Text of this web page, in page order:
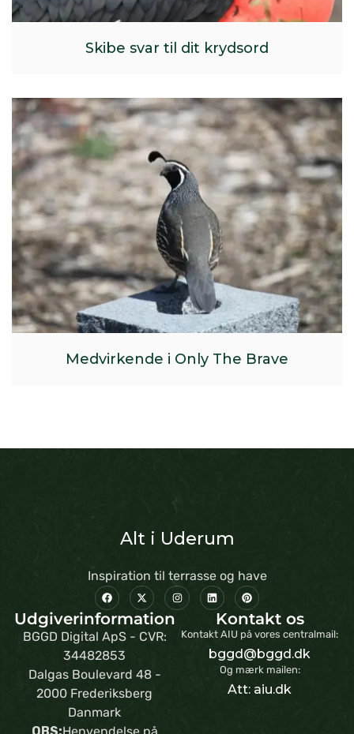
Skibe svar til dit krydsord
Medvirkende i Only The Brave
Alt i Uderum
Inspiration til terrasse og have
Udgiverinformation
BGGD Digital ApS - CVR:
34482853
Dalgas Boulevard 48 -
2000 Frederiksberg
Danmark
OBS:Henvendelse på
Kontakt os
Kontakt AIU på vores centralmail:
bggd@bggd.dk
Og mærk mailen:
Att: aiu.dk